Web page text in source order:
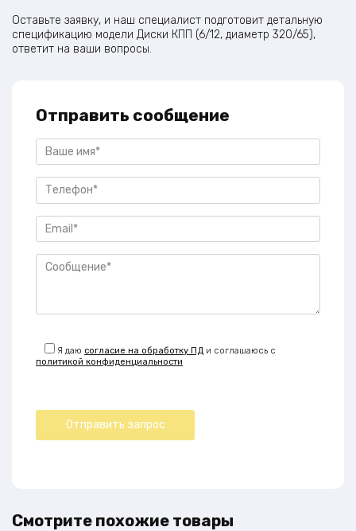
Оставьте заявку, и наш специалист подготовит детальную
спецификацию модели Диски КПП (6/12, диаметр 320/65),
ответит на ваши вопросы.
Отправить сообщение
Я даюсогласие на обработку ПД и соглашаюсь с
политикой конфиденциальности
Смотрите похожие товары